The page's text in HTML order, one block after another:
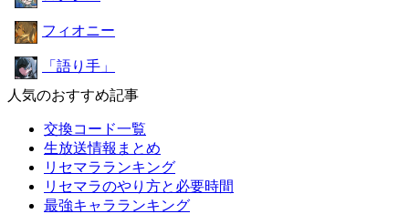
フィオニー
「語り手」
人気のおすすめ記事
交換コード一覧
生放送情報まとめ
リセマラランキング
リセマラのやり方と必要時間
最強キャラランキング